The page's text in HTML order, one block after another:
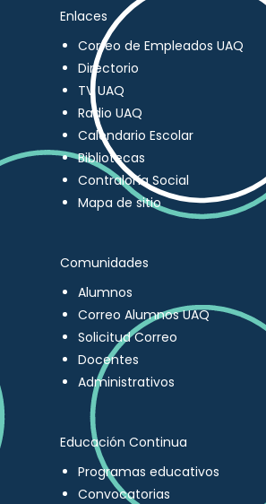
Enlaces
Correo de Empleados UAQ
Directorio
TV UAQ
Radio UAQ
Calendario Escolar
Bibliotecas
Contraloría Social
Mapa de sitio
Comunidades
Alumnos
Correo Alumnos UAQ
Solicitud Correo
Docentes
Administrativos
Educación Continua
Programas educativos
Convocatorias